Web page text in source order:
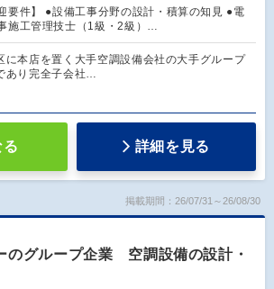
迎要件】 ●設備工事分野の設計・積算の知見 ●電
施工管理技士（1級・2級）…
に本店を置く大手空調設備会社の大手グループ
あり完全子会社…
詳細を見る
掲載期間：26/07/31～26/08/30
のグループ企業 空調設備の設計・